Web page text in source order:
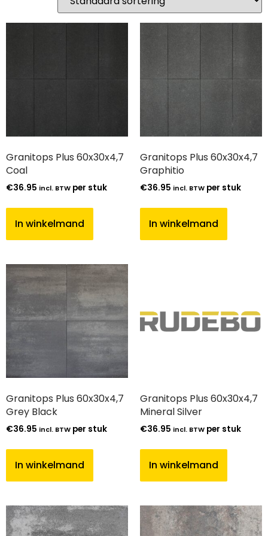
Granitops Plus 60x30x4,7
Coal
€36.95 incl. BTW per stuk
In winkelmand
Granitops Plus 60x30x4,7
Graphitio
€36.95 incl. BTW per stuk
In winkelmand
Granitops Plus 60x30x4,7
Grey Black
€36.95 incl. BTW per stuk
In winkelmand
Granitops Plus 60x30x4,7
Mineral Silver
€36.95 incl. BTW per stuk
In winkelmand